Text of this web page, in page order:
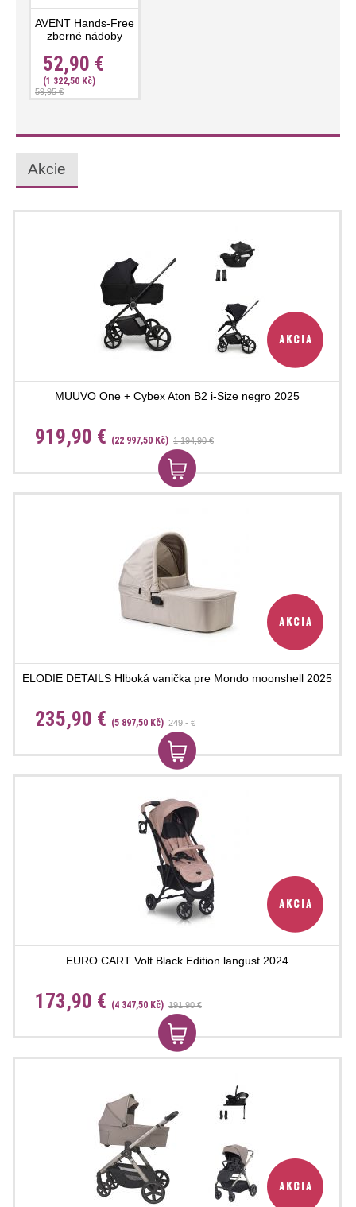
AVENT Hands-Free
zberné nádoby
52,90 €
(1 322,50 Kč)
59,95 €
Akcie
MUUVO One + Cybex Aton B2 i-Size negro 2025
919,90 € (22 997,50 Kč) 1 194,90 €
ELODIE DETAILS Hlboká vanička pre Mondo moonshell 2025
235,90 € (5 897,50 Kč) 249,- €
EURO CART Volt Black Edition langust 2024
173,90 € (4 347,50 Kč) 191,90 €